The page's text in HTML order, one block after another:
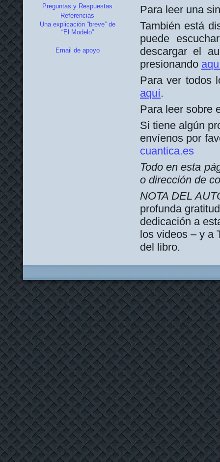
Preguntas y Respuestas
Referencias
Una explicación “breve” de
“El Modelo”
Email de apoyo
Para leer una
También está
puede
descargar el
presionando
Para ver todos
aquí.
Para leer sobre
Si tiene algún
envíenos por
cuantica.es
Todo en esta
o dirección de
NOTA DEL
profunda
dedicación a
los videos – y a
del libro.